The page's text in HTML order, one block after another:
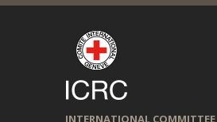
INTERNATIONAL COMMITTEE